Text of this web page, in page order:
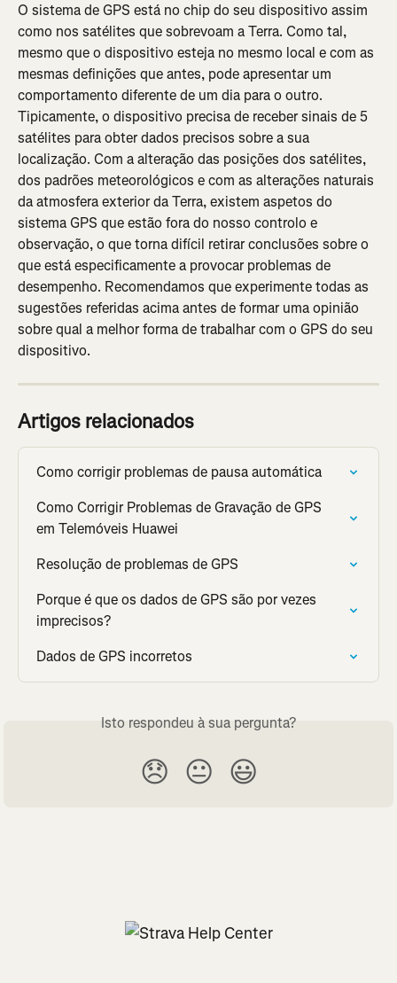
O sistema de GPS está no chip do seu dispositivo assim
como nos satélites que sobrevoam a Terra. Como tal,
mesmo que o dispositivo esteja no mesmo local e com as
mesmas definições que antes, pode apresentar um
comportamento diferente de um dia para o outro.
Tipicamente, o dispositivo precisa de receber sinais de 5
satélites para obter dados precisos sobre a sua
localização. Com a alteração das posições dos satélites,
dos padrões meteorológicos e com as alterações naturais
da atmosfera exterior da Terra, existem aspetos do
sistema GPS que estão fora do nosso controlo e
observação, o que torna difícil retirar conclusões sobre o
que está especificamente a provocar problemas de
desempenho. Recomendamos que experimente todas as
sugestões referidas acima antes de formar uma opinião
sobre qual a melhor forma de trabalhar com o GPS do seu
dispositivo.
Artigos relacionados
Como corrigir problemas de pausa automática
Como Corrigir Problemas de Gravação de GPS
em Telemóveis Huawei
Resolução de problemas de GPS
Porque é que os dados de GPS são por vezes
imprecisos?
Dados de GPS incorretos
Isto respondeu à sua pergunta?
😞 😐 😃